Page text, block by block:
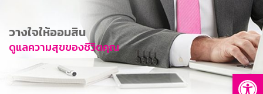
การพัฒนาที่ยั่งยืน
ข่าวสาร
บริการทางการเงิน
อื่นๆ
วางใจให้ออมสิน
ดูแลความสุขของชีวิตคุณ